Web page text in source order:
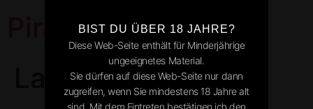
Pirates Park
Lauterbach
BIST DU ÜBER 18 JAHRE?
Diese Web-Seite enthält für Minderjährige
ungeeignetes Material.
Sie dürfen auf diese Web-Seite nur dann
zugreifen, wenn Sie mindestens 18 Jahre alt
sind. Mit dem Eintreten bestätigen ich den